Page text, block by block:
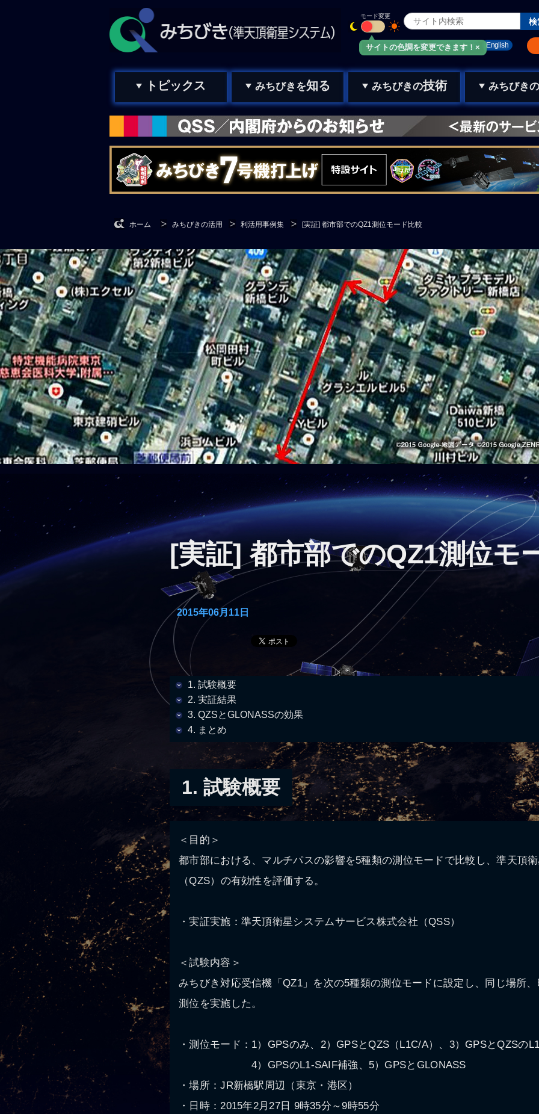
サイトの色調を変更できます！×
モード変更
English
お問い合わせ
みちびきメール
トピックス みちびきを知る みちびきの技術 みちびきの
ホーム みちびきの活用 利活用事例集 [実証] 都市部でのQZ1測位モード比較
[実証] 都市部でのQZ1測位モ
2015年06月11日
1. 試験概要
2. 実証結果
3. QZSとGLONASSの効果
4. まとめ
1. 試験概要
＜目的＞
都市部における、マルチパスの影響を5種類の測位モードで比較し、準天頂
（QZS）の有効性を評価する。
・実証実施：準天頂衛星システムサービス株式会社（QSS）
＜試験内容＞
みちびき対応受信機「QZ1」を次の5種類の測位モードに設定し、同じ場所
測位を実施した。
・測位モード：1）GPSのみ、2）GPSとQZS（L1C/A）、3）GPSとQZSの
4）GPSのL1-SAIF補強、5）GPSとGLONASS
・場所：JR新橋駅周辺（東京・港区）
・日時：2015年2月27日 9時35分～9時55分